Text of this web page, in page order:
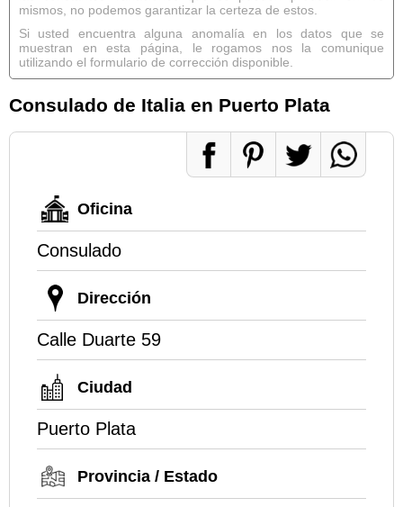
mismos, no podemos garantizar la certeza de estos.
Si usted encuentra alguna anomalía en los datos que se
muestran en esta página, le rogamos nos la comunique
utilizando el formulario de corrección disponible.
Consulado de Italia en Puerto Plata
Oficina
Consulado
Dirección
Calle Duarte 59
Ciudad
Puerto Plata
Provincia / Estado